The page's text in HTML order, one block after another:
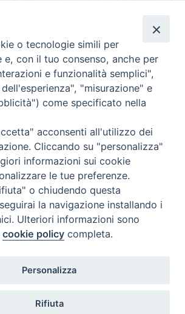
Sentimenti, Carcere...
Info
Roma
o tecnologie simili per
e, con il tuo consenso, anche per
e funzionalità semplici",
"misurazione" e
come specificato nella
acconsenti all'utilizzo dei
Cliccando su "personalizza"
informazioni sui cookie
le tue preferenze.
o chiudendo questa
la navigazione installando i
Ulteriori informazioni sono
cookie policy completa.
Personalizza
Rifiuta